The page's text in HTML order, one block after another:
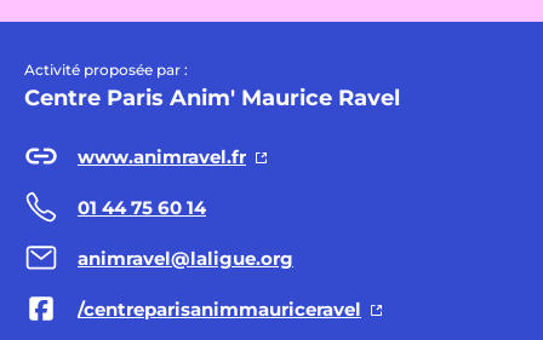
Activité proposée par :
Centre Paris Anim' Maurice Ravel
www.animravel.fr
01 44 75 60 14
animravel@laligue.org
/centreparisanimmauriceravel